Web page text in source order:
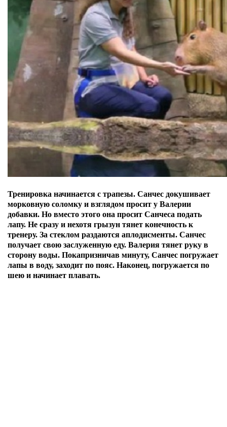
Тренировка начинается с трапезы. Санчес докушивает
морковную соломку и взглядом просит у Валерии
добавки. Но вместо этого она просит Санчеса подать
лапу. Не сразу и нехотя грызун тянет конечность к
тренеру. За стеклом раздаются аплодисменты. Санчес
получает свою заслуженную еду. Валерия тянет руку в
сторону воды. Покапризничав минуту, Санчес погружает
лапы в воду, заходит по пояс. Наконец, погружается по
шею и начинает плавать.